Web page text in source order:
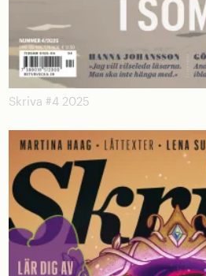
Skriva #4 2025